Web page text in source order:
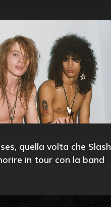
quella volta che Slash
in tour con la band